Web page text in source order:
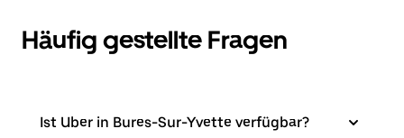
Häufig gestellte Fragen
Ist Uber in Bures-Sur-Yvette verfügbar?